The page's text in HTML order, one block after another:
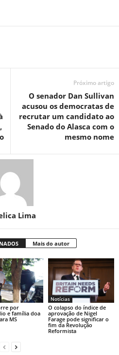
Próximo artigo
O senador Dan Sullivan
acusou os democratas de
recrutar um candidato ao
Senado do Alasca com o
mesmo nome
Lima
Mais do autor
por
e família doa
MS
Notícias
O colapso do índice de
aprovação de Nigel
Farage pode significar o
fim da Revolução
Reformista